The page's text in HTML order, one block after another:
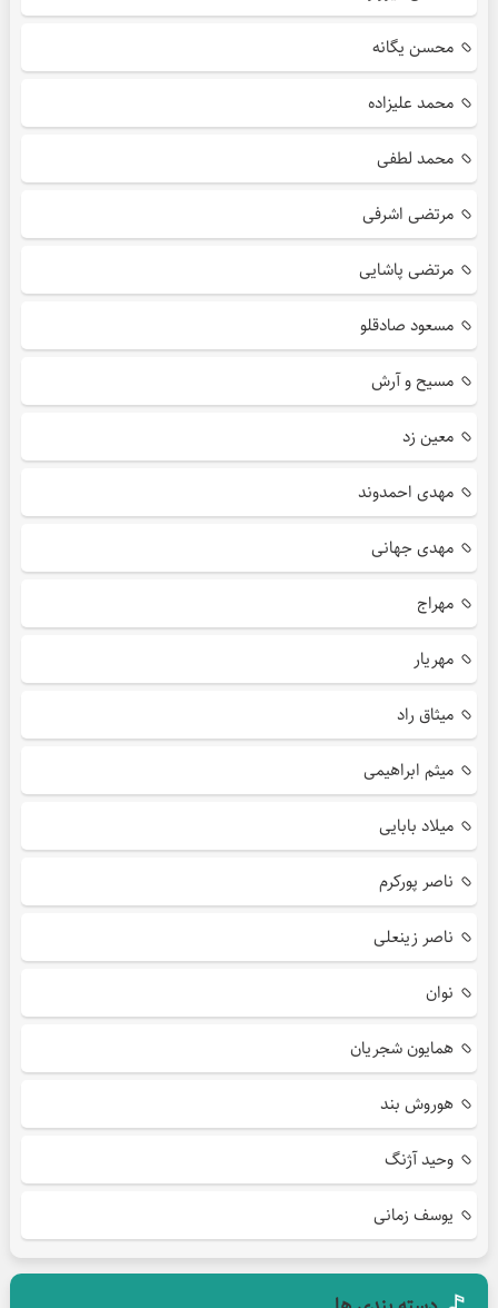
محسن یگانه
محمد علیزاده
محمد لطفی
مرتضی اشرفی
مرتضی پاشایی
مسعود صادقلو
مسیح و آرش
معین زد
مهدی احمدوند
مهدی جهانی
مهراج
مهریار
میثاق راد
میثم ابراهیمی
میلاد بابایی
ناصر پورکرم
ناصر زینعلی
نوان
همایون شجریان
هوروش بند
وحید آژنگ
یوسف زمانی